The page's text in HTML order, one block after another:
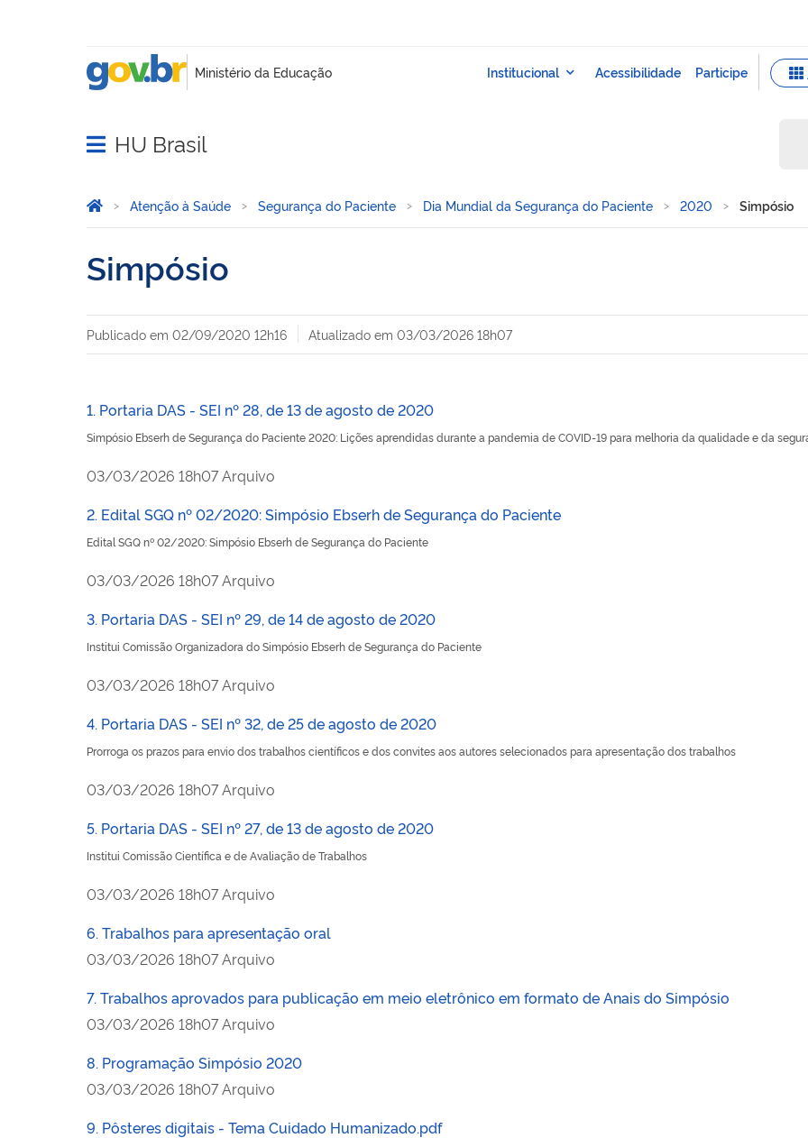
Abrir menu principal de navegação
HU Brasil
Você está aqui:
Página Inicial
Atenção à Saúde Segurança do Paciente Dia Mundial da Segurança do Paciente 2020 Simpósio
Simpósio
Publicado em 02/09/2020 12h16 Atualizado em 03/03/2026 18h07
1. Portaria DAS - SEI nº 28, de 13 de agosto de 2020
Simpósio Ebserh de Segurança do Paciente 2020: Lições aprendidas durante a pandemia de COVID-19 para melhoria da qualidade e da
publicado
03/03/2026 18h07Arquivo
2. Edital SGQ nº 02/2020: Simpósio Ebserh de Segurança do Paciente
Edital SGQ nº 02/2020: Simpósio Ebserh de Segurança do Paciente
publicado
03/03/2026 18h07Arquivo
3. Portaria DAS - SEI nº 29, de 14 de agosto de 2020
Institui Comissão Organizadora do Simpósio Ebserh de Segurança do Paciente
publicado
03/03/2026 18h07Arquivo
4. Portaria DAS - SEI nº 32, de 25 de agosto de 2020
Prorroga os prazos para envio dos trabalhos científicos e dos convites aos autores selecionados para apresentação dos trabalhos
publicado
03/03/2026 18h07Arquivo
5. Portaria DAS - SEI nº 27, de 13 de agosto de 2020
Institui Comissão Científica e de Avaliação de Trabalhos
publicado
03/03/2026 18h07Arquivo
6. Trabalhos para apresentação oral
publicado
03/03/2026 18h07Arquivo
7. Trabalhos aprovados para publicação em meio eletrônico em formato de Anais do Simpósio
publicado
03/03/2026 18h07Arquivo
8. Programação Simpósio 2020
publicado
03/03/2026 18h07Arquivo
9. Pôsteres digitais - Tema Cuidado Humanizado.pdf